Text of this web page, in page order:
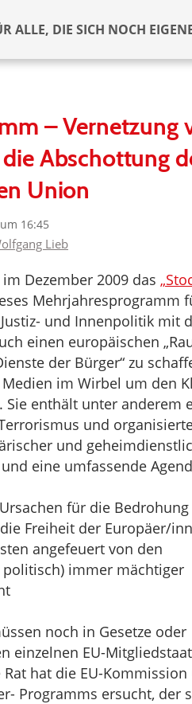
ALLE, DIE SICH NOCH
– Vernetzung
Abschottung
Union
16:45
Lieb
Dezember 2009 das
Mehrjahresprogramm
und Innenpolitik mit
einen europäischen
der Bürger“ zu
im Wirbel um den
enthält unter anderem
und
und
eine umfassende
für die
Freiheit der Europäer/
angefeuert von den
immer mächtiger
noch in Gesetze oder
einzelnen EU-
hat die EU-
Programms ersucht, der